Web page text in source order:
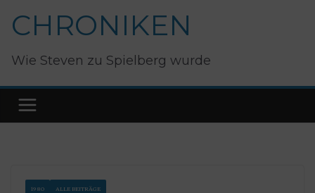
CHRONIKEN
Wie Steven zu Spielberg wurde
1980 ALLE BEITRÄGE